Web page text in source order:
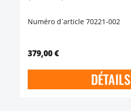
Numéro d´article 70221-002
379,00 €
DÉTAILS